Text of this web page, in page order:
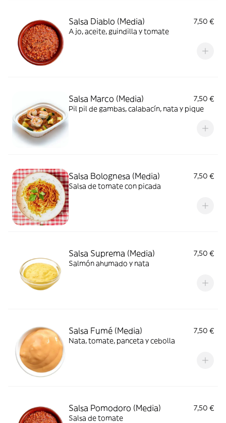
Salsa Diablo (Media)
7,50 €
Ajo, aceite, guindilla y tomate
Salsa Marco (Media)
7,50 €
Pil pil de gambas, calabacín, nata y pique
Salsa Bolognesa (Media)
7,50 €
Salsa de tomate con picada
Salsa Suprema (Media)
7,50 €
Salmón ahumado y nata
Salsa Fumé (Media)
7,50 €
Nata, tomate, panceta y cebolla
Salsa Pomodoro (Media)
7,50 €
Salsa de tomate